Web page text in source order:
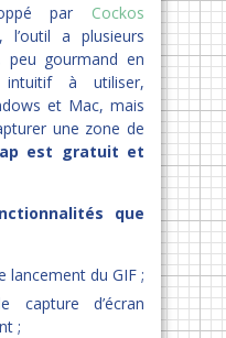
par Cockos
l’outil a plusieurs
gourmand en
intuitif à utiliser,
et Mac, mais
une zone de
est gratuit et
que
lancement du GIF ;
capture d’écran
;